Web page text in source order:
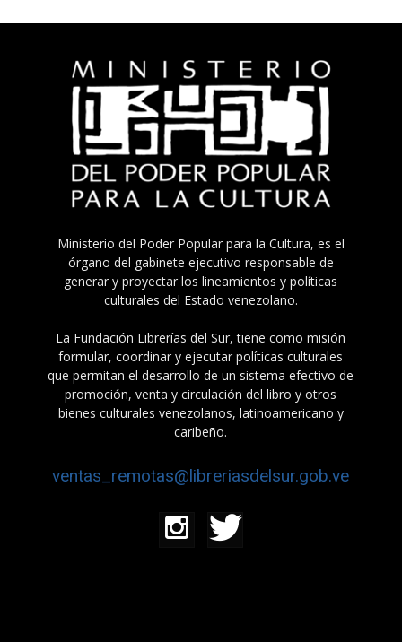
Ministerio del Poder Popular para la Cultura, es el
órgano del gabinete ejecutivo responsable de
generar y proyectar los lineamientos y políticas
culturales del Estado venezolano.
La Fundación Librerías del Sur, tiene como misión
formular, coordinar y ejecutar políticas culturales
que permitan el desarrollo de un sistema efectivo de
promoción, venta y circulación del libro y otros
bienes culturales venezolanos, latinoamericano y
caribeño.
ventas_remotas@libreriasdelsur.gob.ve